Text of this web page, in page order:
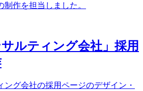
作を担当しました。
サルティング会社」採用
ング会社の採用ページのデザイン・